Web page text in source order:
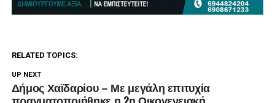
RELATED TOPICS:
UP NEXT
Δήμος Χαϊδαρίου – Με μεγάλη επιτυχία
πραγματοποιήθηκε η 2η Οικογενειακή